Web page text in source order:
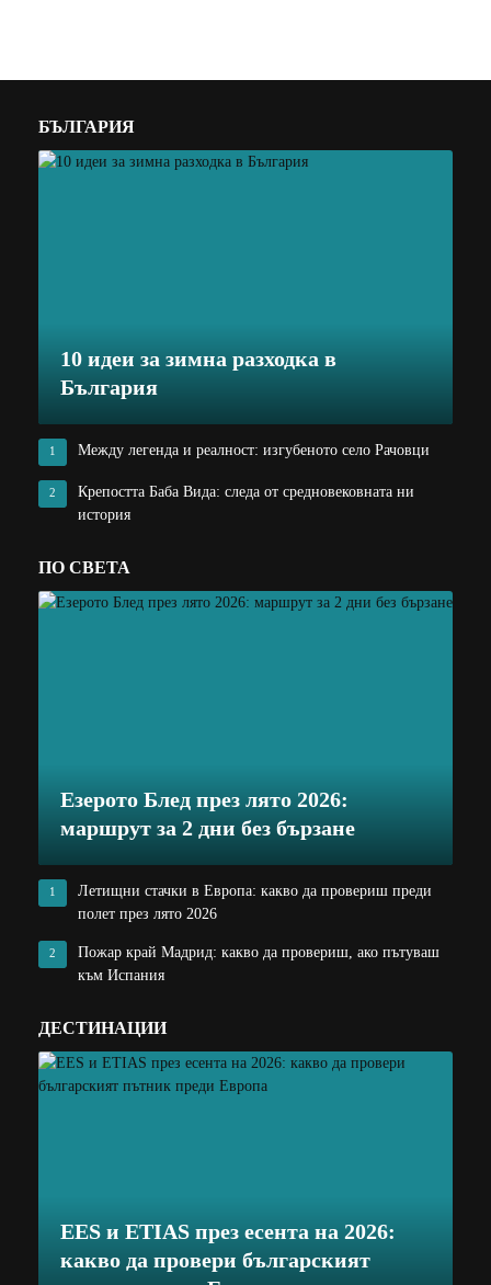
БЪЛГАРИЯ
10 идеи за зимна разходка в
България
1 Между легенда и реалност: изгубеното село Рачовци
2
Крепостта Баба Вида: следа от средновековната ни
история
ПО СВЕТА
Езерото Блед през лято 2026:
маршрут за 2 дни без бързане
1
Летищни стачки в Европа: какво да провериш преди
полет през лято 2026
2
Пожар край Мадрид: какво да провериш, ако пътуваш
към Испания
ДЕСТИНАЦИИ
EES и ETIAS през есента на 2026:
какво да провери българският